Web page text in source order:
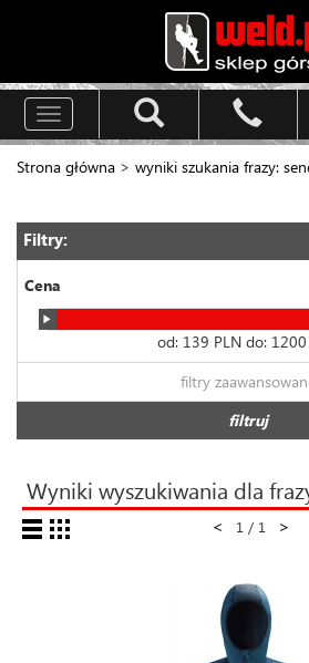
Toggle
navigation
Strona główna > wyniki szukania frazy:
Filtry:
Cena
od: 139 PLN do: 1200
filtry
filtruj
Wyniki wyszukiwania dla
< 1 / 1 >